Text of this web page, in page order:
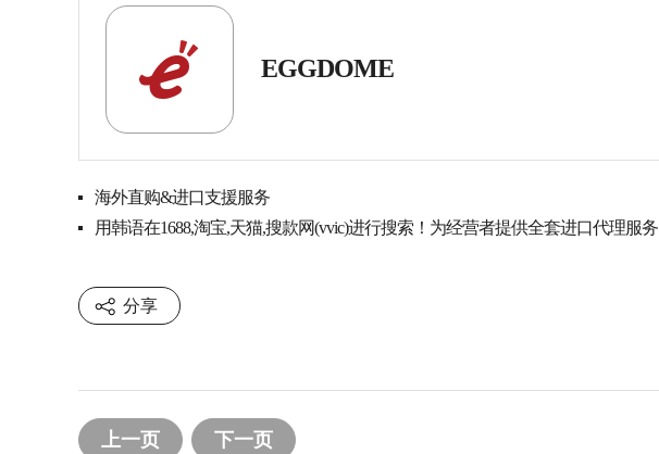
EGGDOME
海外直购&进口支援服务
用韩语在1688,淘宝,天猫,搜款网(vvic)进行搜索！为经营者提供全套进口代理服务
分享
上一页 下一页